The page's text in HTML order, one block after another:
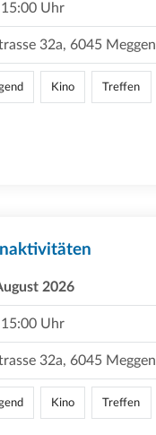
Uhr
32a, 6045 Meggen
Kino Treffen
2026
Uhr
32a, 6045 Meggen
Kino Treffen